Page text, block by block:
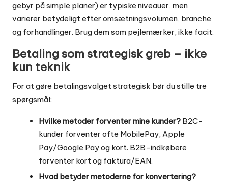
gebyr på simple planer) er typiske niveauer, men
varierer betydeligt efter omsætningsvolumen, branche
og forhandlinger. Brug dem som pejlemærker, ikke facit.
Betaling som strategisk greb – ikke
kun teknik
For at gøre betalingsvalget strategisk bør du stille tre
spørgsmål:
Hvilke metoder forventer mine kunder? B2C-
kunder forventer ofte MobilePay, Apple
Pay/Google Pay og kort. B2B-indkøbere
forventer kort og faktura/EAN.
Hvad betyder metoderne for konvertering?